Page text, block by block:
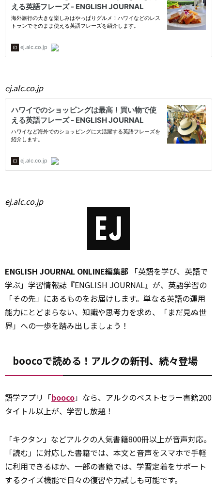
ej.alc.co.jp
ej.alc.co.jp
ENGLISH JOURNAL ONLINE編集部 「英語を学び、英語で
学ぶ」学習情報誌『ENGLISH JOURNAL』が、英語学習の
「その先」にあるものをお届けします。単なる英語の運用
能力にとどまらない、知識や思考力を求め、「まだ見ぬ世
界」への一歩を踏み出しましょう！
boocoで読める！アルクの新刊、続々登場
語学アプリ「booco」なら、アルクのベストセラー書籍200
タイトル以上が、学習し放題！
「キクタン」などアルクの人気書籍800冊以上が音声対応。
「読む」に対応した書籍では、本文と音声をスマホで手軽
に利用できるほか、一部の書籍では、学習定着をサポート
するクイズ機能で日々の復習や力試しも可能です。